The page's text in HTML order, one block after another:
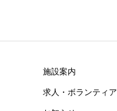
施設案内
求人・ボランティア